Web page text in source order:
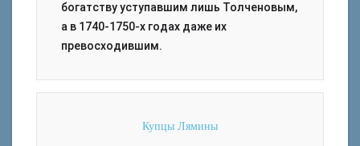
богатству уступавшим лишь Толченовым,
а в 1740-1750-х годах даже их
превосходившим.
Купцы Лямины